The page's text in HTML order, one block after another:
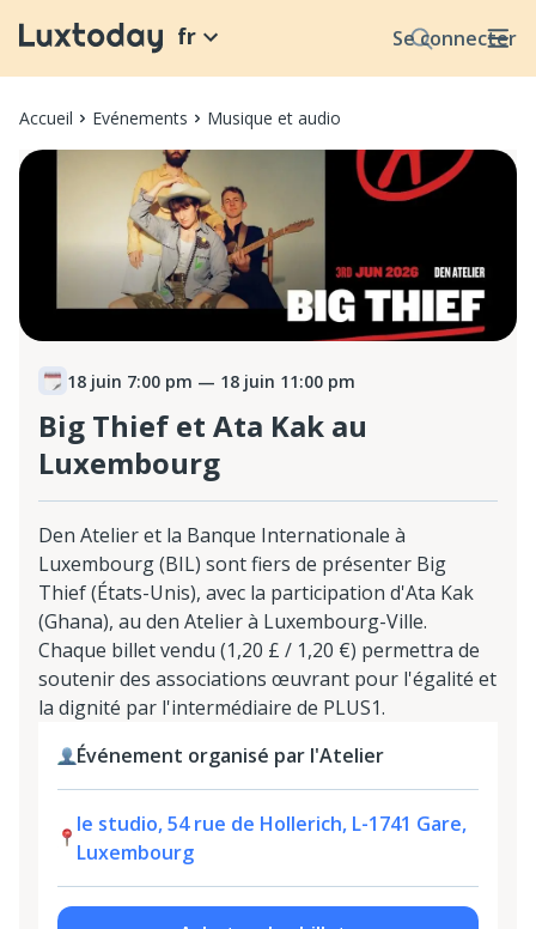
Se connecter
fr
Accueil Evénements Musique et audio
18 juin 7:00 pm — 18 juin 11:00 pm
Big Thief et Ata Kak au
Luxembourg
Den Atelier et la Banque Internationale à
Luxembourg (BIL) sont fiers de présenter Big
Thief (États-Unis), avec la participation d'Ata Kak
(Ghana), au den Atelier à Luxembourg-Ville.
Chaque billet vendu (1,20 £ / 1,20 €) permettra de
soutenir des associations œuvrant pour l'égalité et
la dignité par l'intermédiaire de PLUS1.
Événement organisé par l'Atelier
le studio, 54 rue de Hollerich, L-1741 Gare,
Luxembourg